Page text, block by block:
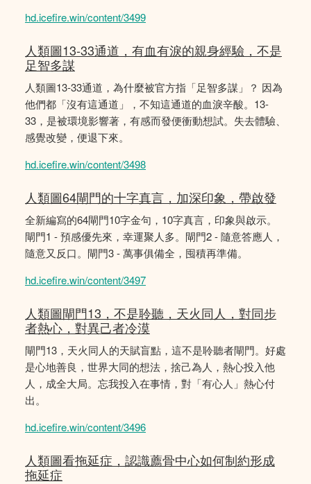
hd.icefire.win/content/3499
人類圖13-33通道，有血有淚的親身經驗，不是
足智多謀
人類圖13-33通道，為什麼被官方指「足智多謀」？ 因為
他們都「沒有這通道」，不知這通道的血淚辛酸。13-
33，是被環境影響著，有感而發便衝動想試。失去體驗、
感覺改變，便退下來。
hd.icefire.win/content/3498
人類圖64閘門的十字真言，加深印象，帶啟發
全新編寫的64閘門10字金句，10字真言，印象與啟示。
閘門1 - 預感優先來，幸運聚人多。閘門2 - 隨意答應人，
隨意又反口。閘門3 - 萬事俱備全，囤積再準備。
hd.icefire.win/content/3497
人類圖閘門13，不是聆聽，天火同人，對同步
者熱心，對異己者冷漠
閘門13，天火同人的天賦盲點，這不是聆聽者閘門。好處
是心地善良，世界大同的想法，捨己為人，熱心投入他
人，成全大局。忘我投入在事情，對「有心人」熱心付
出。
hd.icefire.win/content/3496
人類圖看拖延症，認識薦骨中心如何制約形成
拖延症